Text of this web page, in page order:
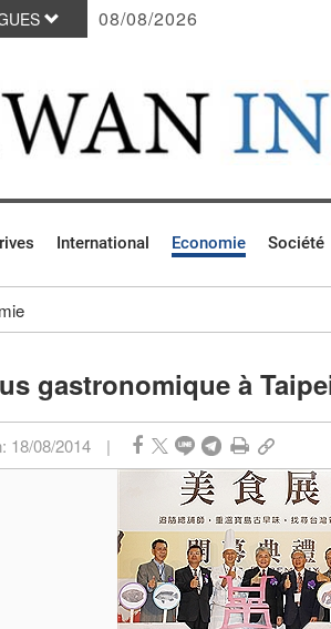
08/08/2026
International Economie Société
gastronomique à
18/08/2014 |